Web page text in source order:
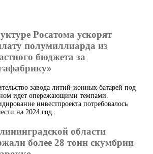
Росатома ускорят
полумиллиарда из
бюджета за
завода литий-ионных батарей под
идет опережающими темпами.
инвестпроекта потребовалось
на 2024 год.
области
более 28 тонн скумбрии